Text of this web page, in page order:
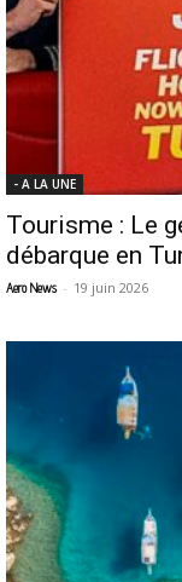
- A LA UNE
Tourisme : Le
débarque en
Aero News - 19 juin 2026